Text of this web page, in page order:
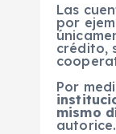
Las
por
crédito,
Por
mismo
autorice.